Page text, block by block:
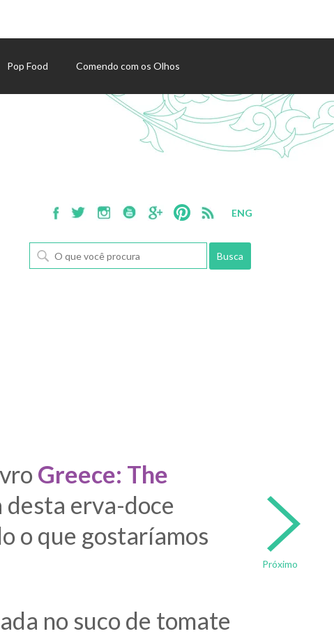
Pop Food Comendo com os Olhos
ENG
Próximo
Greece: The
desta erva-doce
o que gostaríamos
no suco de tomate